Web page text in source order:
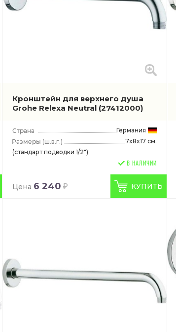
Кронштейн для верхнего душа
Grohe Relexa Neutral (27412000)
Германия
(ш.в.г.)
7x8x17 см.
(стандарт подводки 1/2")
В НАЛИЧИИ
Цена 6 240 КУПИТЬ